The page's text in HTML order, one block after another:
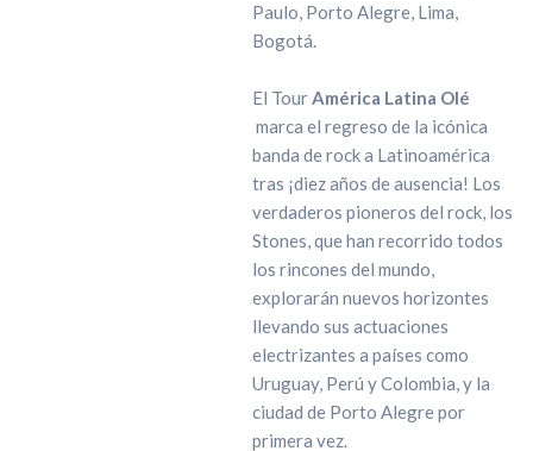
Paulo, Porto Alegre, Lima,
Bogotá.
El TourAmérica Latina Olé
marca el regreso de la icónica
banda de rock a Latinoamérica
tras ¡diez años de ausencia! Los
verdaderos pioneros del rock, los
Stones, que han recorrido todos
los rincones del mundo,
explorarán nuevos horizontes
llevando sus actuaciones
electrizantes a países como
Uruguay, Perú y Colombia, y la
ciudad de Porto Alegre por
primera vez.